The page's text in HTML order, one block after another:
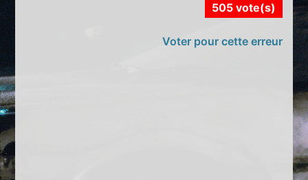
505 vote(s)
Voter pour cette erreur